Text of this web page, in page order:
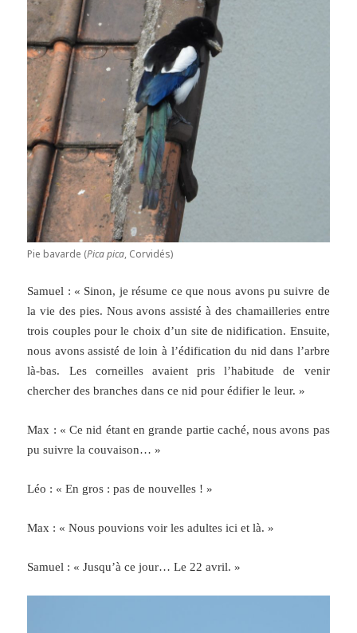
Pie bavarde (Pica pica, Corvidés)
Samuel : « Sinon, je résume ce que nous avons pu suivre de
la vie des pies. Nous avons assisté à des chamailleries entre
trois couples pour le choix d’un site de nidification. Ensuite,
nous avons assisté de loin à l’édification du nid dans l’arbre
là-bas. Les corneilles avaient pris l’habitude de venir
chercher des branches dans ce nid pour édifier le leur. »
Max : « Ce nid étant en grande partie caché, nous avons pas
pu suivre la couvaison… »
Léo : « En gros : pas de nouvelles ! »
Max : « Nous pouvions voir les adultes ici et là. »
Samuel : « Jusqu’à ce jour… Le 22 avril. »